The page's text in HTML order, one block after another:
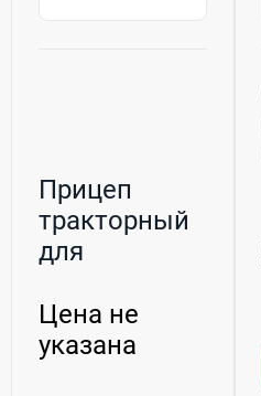
Прицеп
тракторный
для
Цена не
указана